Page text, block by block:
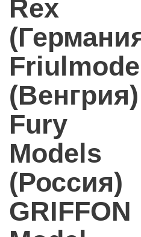
Rex
(Венгрия)
Fury
Models
(Россия)
GRIFFON